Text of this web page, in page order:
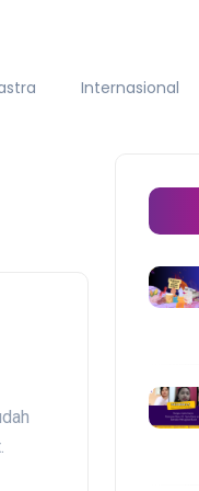
Internasional